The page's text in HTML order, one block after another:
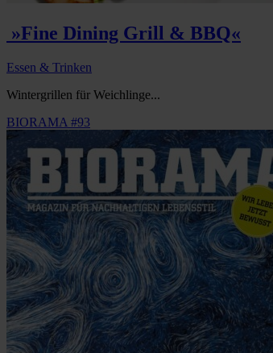
»Fine Dining Grill & BBQ«
Essen & Trinken
Wintergrillen für Weichlinge...
BIORAMA #93